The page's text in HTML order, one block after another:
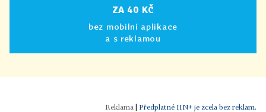
ZA 40 KČ
bez mobilní aplikace
a s reklamou
Předplatné HN+ je zcela bez reklam.